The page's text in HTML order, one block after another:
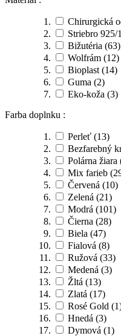
Chirurgická
Striebro 925/
Bižutéria (63)
Wolfrám (12)
Bioplast (14)
Guma (2)
Eko-koža (3)
Farba doplnku :
Perleť (13)
Bezfarebný
Polárna žiara
Mix farieb
Červená (10)
Zelená (21)
Modrá (101)
Čierna (28)
Biela (47)
Fialová (8)
Ružová (33)
Medená (3)
Žltá (13)
Zlatá (17)
Rosé Gold
Hnedá (3)
Dymová (1)